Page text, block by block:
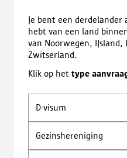
Je bent een
hebt van een land
van Noorwegen,
Zwitserland.
Klik op het type
D-visum
Gezinshereniging